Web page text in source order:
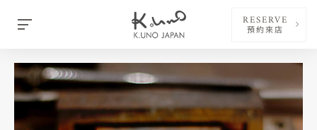
RESERVE
預約來店